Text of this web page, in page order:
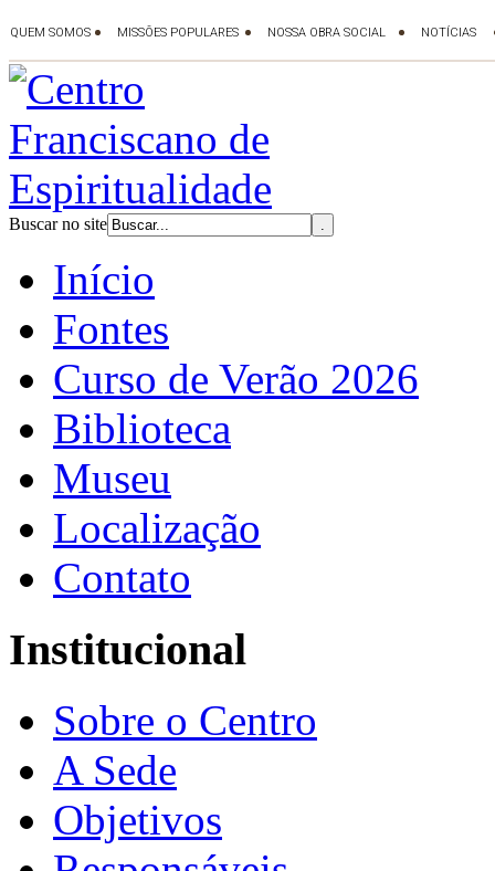
Buscar no site
Início
Fontes
Curso de Verão 2026
Biblioteca
Museu
Localização
Contato
Institucional
Sobre o Centro
A Sede
Objetivos